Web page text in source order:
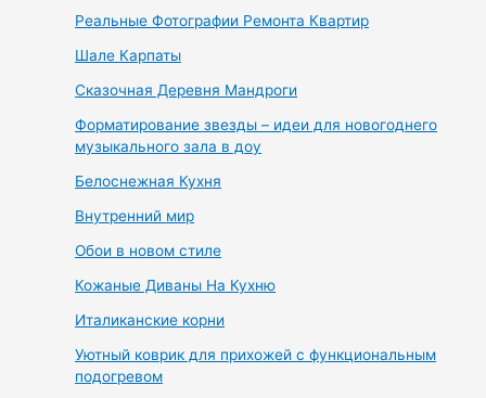
Реальные Фотографии Ремонта Квартир
Шале Карпаты
Сказочная Деревня Мандроги
Форматирование звезды – идеи для новогоднего
музыкального зала в доу
Белоснежная Кухня
Внутренний мир
Обои в новом стиле
Кожаные Диваны На Кухню
Италиканские корни
Уютный коврик для прихожей с функциональным
подогревом